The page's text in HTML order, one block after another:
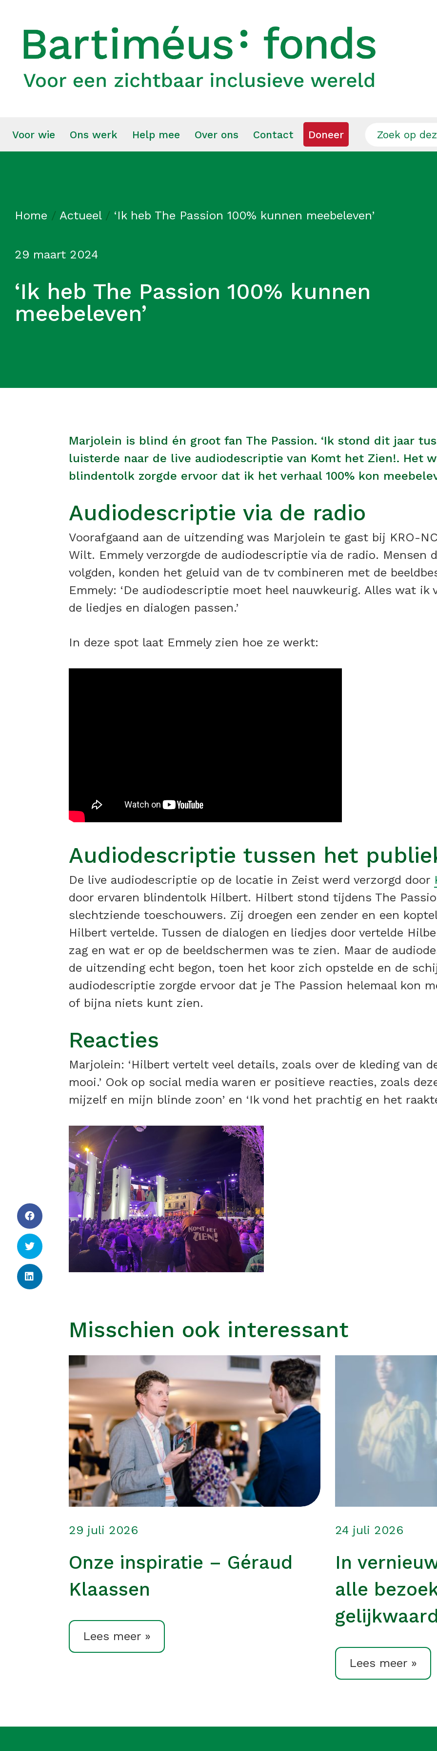
Voor wie Ons werk Help mee Over ons Contact Doneer
Home / Actueel/ ‘Ik heb The Passion 100% kunnen meebeleven’
‘Ik heb The Passion 100% kunnen
meebeleven’
29 maart 2024
Marjolein is blind én groot fan The Passion. ‘Ik stond dit jaar
luisterde naar de live audiodescriptie van Komt het Zien!. Het
blindentolk zorgde ervoor dat ik het verhaal 100% kon
Audiodescriptie via de radio
Voorafgaand aan de uitzending was Marjolein te gast bij KRO-
Wilt. Emmely verzorgde de audiodescriptie via de radio. Mensen
volgden, konden het geluid van de tv combineren met de
Emmely: ‘De audiodescriptie moet heel nauwkeurig. Alles wat
de liedjes en dialogen passen.’
In deze spot laat Emmely zien hoe ze werkt:
Audiodescriptie tussen het
De live audiodescriptie op de locatie in Zeist werd verzorgd door
door ervaren blindentolk Hilbert. Hilbert stond tijdens The
slechtziende toeschouwers. Zij droegen een zender en een
Hilbert vertelde. Tussen de dialogen en liedjes door vertelde
zag en wat er op de beeldschermen was te zien. Maar de
de uitzending echt begon, toen het koor zich opstelde en de
audiodescriptie zorgde ervoor dat je The Passion helemaal kon
of bijna niets kunt zien.
Reacties
Marjolein: ‘Hilbert vertelt veel details, zoals over de kleding van
mooi.’ Ook op social media waren er positieve reacties, zoals
mijzelf en mijn blinde zoon’ en ‘Ik vond het prachtig en het
Misschien ook interessant
Onze inspiratie – Géraud
Klaassen
29 juli 2026
Lees meer »
In
alle
24 juli 2026
Lees meer »